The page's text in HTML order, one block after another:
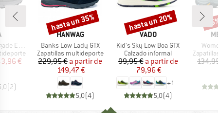
LL Lo
reducido
€
(2)
MARCA
HANWAG
Artículo
Banks Low Lady GTX
Product group
Zapatillas multideporte
Precio
229,95 € Precio reducido
a partir de
149,47 €
5,0(4)
Descuento
hasta un 35%
MARCA
VADO
Artículo
Kid's Sky Low Boa GTX
Product group
Calzado informal
Precio
99,95 € Precio reducido
a partir de
79,96 €
+1
5,0(4)
Descuento
hasta un 20%
Product